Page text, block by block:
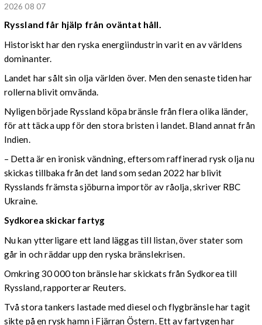
2026 08 07
Ryssland får hjälp från oväntat håll.
Historiskt har den ryska energiindustrin varit en av världens
dominanter.
Landet har sålt sin olja världen över. Men den senaste tiden har
rollerna blivit omvända.
Nyligen började Ryssland köpa bränsle från flera olika länder,
för att täcka upp för den stora bristen i landet. Bland annat från
Indien.
– Detta är en ironisk vändning, eftersom raffinerad rysk olja nu
skickas tillbaka från det land som sedan 2022 har blivit
Rysslands främsta sjöburna importör av råolja, skriver RBC
Ukraine.
Sydkorea skickar fartyg
Nu kan ytterligare ett land läggas till listan, över stater som
går in och räddar upp den ryska bränslekrisen.
Omkring 30 000 ton bränsle har skickats från Sydkorea till
Ryssland, rapporterar Reuters.
Två stora tankers lastade med diesel och flygbränsle har tagit
sikte på en rysk hamn i Fjärran Östern. Ett av fartygen har